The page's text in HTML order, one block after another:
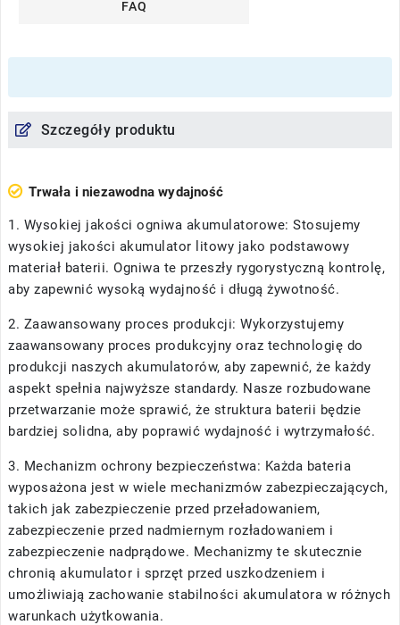
FAQ
Szczegóły produktu
Trwała i niezawodna wydajność
1. Wysokiej jakości ogniwa akumulatorowe: Stosujemy
wysokiej jakości akumulator litowy jako podstawowy
materiał baterii. Ogniwa te przeszły rygorystyczną kontrolę,
aby zapewnić wysoką wydajność i długą żywotność.
2. Zaawansowany proces produkcji: Wykorzystujemy
zaawansowany proces produkcyjny oraz technologię do
produkcji naszych akumulatorów, aby zapewnić, że każdy
aspekt spełnia najwyższe standardy. Nasze rozbudowane
przetwarzanie może sprawić, że struktura baterii będzie
bardziej solidna, aby poprawić wydajność i wytrzymałość.
3. Mechanizm ochrony bezpieczeństwa: Każda bateria
wyposażona jest w wiele mechanizmów zabezpieczających,
takich jak zabezpieczenie przed przeładowaniem,
zabezpieczenie przed nadmiernym rozładowaniem i
zabezpieczenie nadprądowe. Mechanizmy te skutecznie
chronią akumulator i sprzęt przed uszkodzeniem i
umożliwiają zachowanie stabilności akumulatora w różnych
warunkach użytkowania.